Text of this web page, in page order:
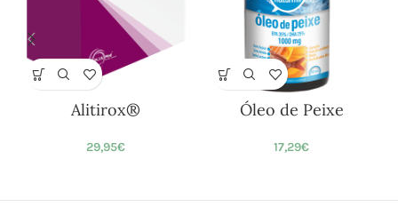
Alitirox®
29,95€
Óleo de Peixe
17,29€